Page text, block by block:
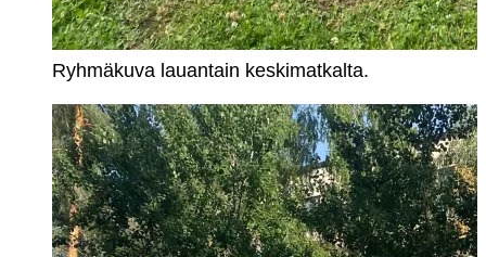
Ryhmäkuva lauantain keskimatkalta.